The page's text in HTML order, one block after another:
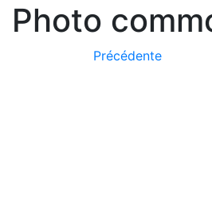
Photo
Précédente